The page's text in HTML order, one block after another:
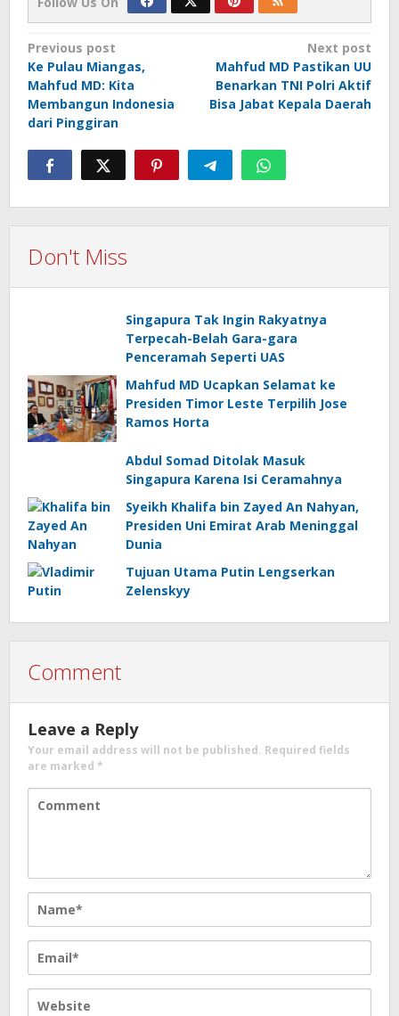
Post
navigation
Previous post
Ke Pulau Miangas,
Mahfud MD: Kita
Membangun Indonesia
dari Pinggiran
Next post
Mahfud MD Pastikan UU
Benarkan TNI Polri Aktif
Bisa Jabat Kepala Daerah
Don't Miss
Singapura Tak Ingin Rakyatnya
Terpecah-Belah Gara-gara
Penceramah Seperti UAS
Mahfud MD Ucapkan Selamat ke
Presiden Timor Leste Terpilih Jose
Ramos Horta
Abdul Somad Ditolak Masuk
Singapura Karena Isi Ceramahnya
Syeikh Khalifa bin Zayed An Nahyan,
Presiden Uni Emirat Arab Meninggal
Dunia
Tujuan Utama Putin Lengserkan
Zelenskyy
Comment
Leave a Reply
Your email address will not be published. Required fields
are marked *